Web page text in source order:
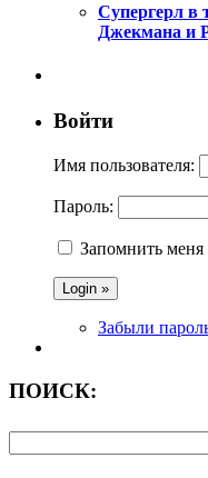
Супергерл в
Джекмана и
Войти
Имя пользователя:
Пароль:
Запомнить меня
Забыли
ПОИСК: